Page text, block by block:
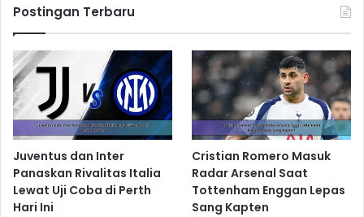
Postingan Terbaru
Juventus dan Inter
Panaskan Rivalitas Italia
Lewat Uji Coba di Perth
Hari Ini
Cristian Romero Masuk
Radar Arsenal Saat
Tottenham Enggan Lepas
Sang Kapten